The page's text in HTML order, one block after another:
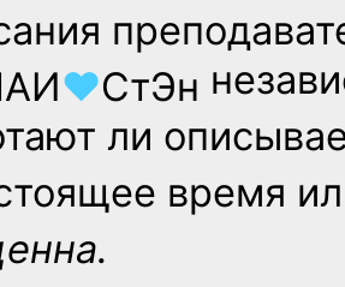
♥СтЭн
ли
время